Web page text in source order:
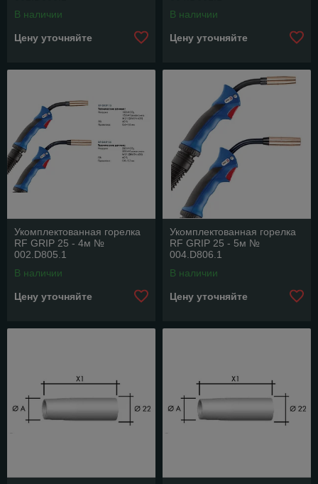
В наличии
Цену уточняйте
В наличии
Цену уточняйте
Укомплектованная горелка
RF GRIP 25 - 4м №
002.D805.1
В наличии
Цену уточняйте
Укомплектованная горелка
RF GRIP 25 - 5м №
004.D806.1
В наличии
Цену уточняйте